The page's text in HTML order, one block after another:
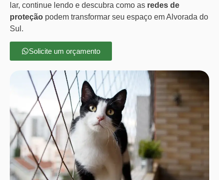
lar, continue lendo e descubra como as redes de
proteção podem transformar seu espaço em Alvorada do
Sul.
Solicite um orçamento